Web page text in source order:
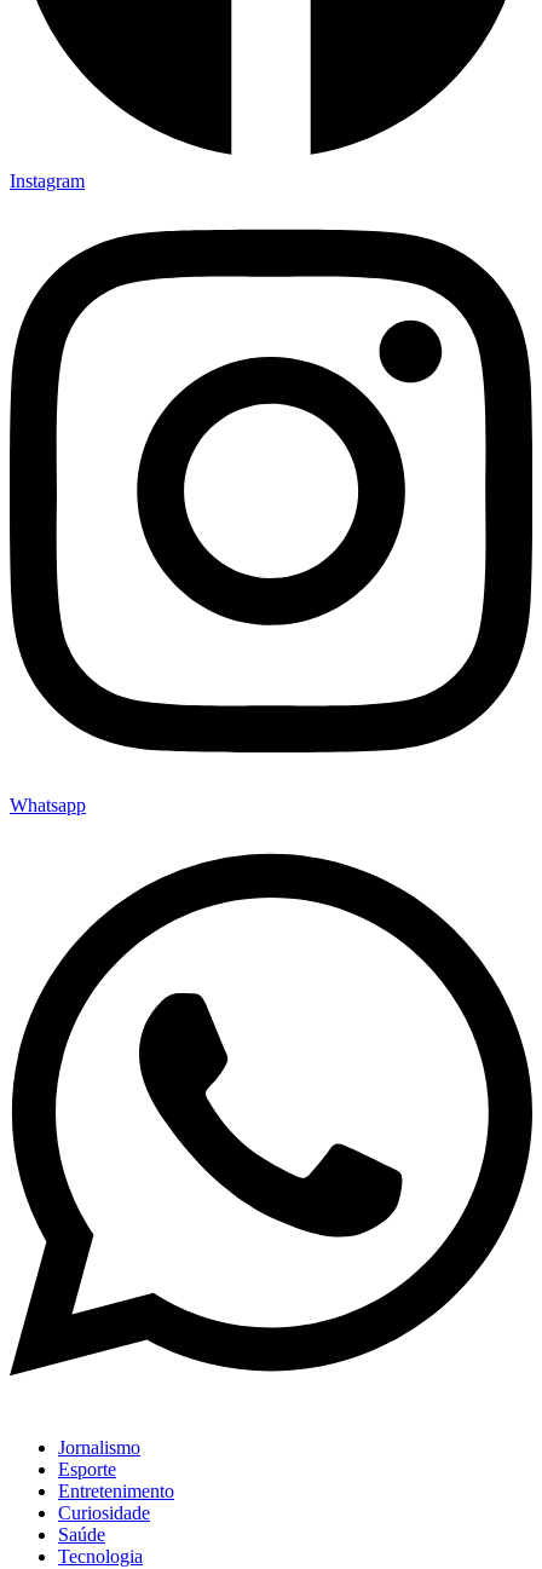
Instagram
Whatsapp
Jornalismo
Esporte
Entretenimento
Curiosidade
Saúde
Tecnologia